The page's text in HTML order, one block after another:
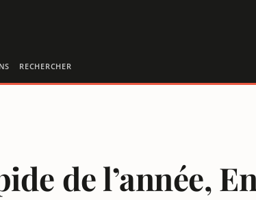
RECHERCHER
de l’année,